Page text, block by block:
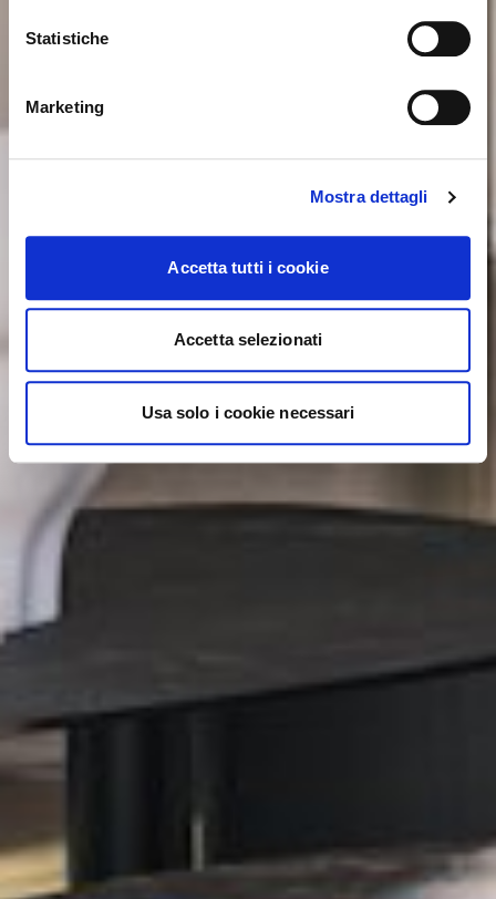
Statistiche
Marketing
Mostra dettagli
Accetta tutti i cookie
Accetta selezionati
Usa solo i cookie necessari